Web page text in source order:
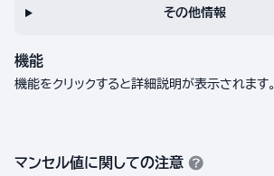
その他情報
機能
機能をクリックすると詳細説明が表示されます。
マンセル値に関しての注意